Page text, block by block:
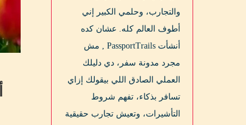
والتجارب، وحلمي الكبير إني
أطوف العالم كله. عشان كده
أنشأت PassportTrails , مش
مجرد مدونة سفر، دي دليلك
العملي الصادق اللي بيقولك إزاي
تسافر بذكاء، تفهم شروط
التأشيرات، وتعيش تجارب حقيقية